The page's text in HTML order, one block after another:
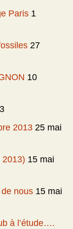
Paris 1
27
10
2013 25 mai
2013) 15 mai
nous 15 mai
à l’étude….